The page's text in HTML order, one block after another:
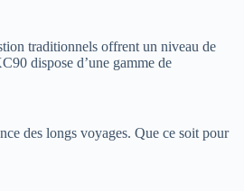
traditionnels offrent un niveau de
dispose d’une gamme de
des longs voyages. Que ce soit pour